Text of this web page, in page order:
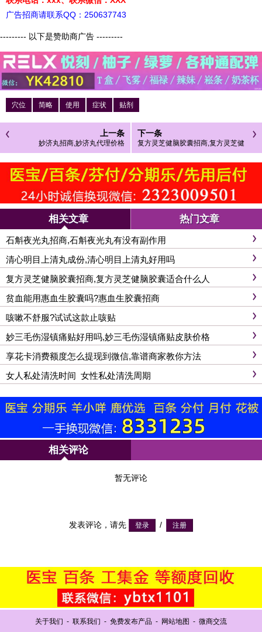
广告招商请联系QQ：250637743
--------- 以下是赞助商广告 ---------
穴位 简略 使用 症状 贴剂
上一条
妙济丸招商,妙济丸代理价格
下一条
复方灵芝健脑胶囊招商,复方灵芝健
脑胶囊适合什么人
相关文章 热门文章
石斛夜光丸招商,石斛夜光丸有没有副作用
清心明目上清丸成份,清心明目上清丸好用吗
复方灵芝健脑胶囊招商,复方灵芝健脑胶囊适合什么人
贫血能用惠血生胶囊吗?惠血生胶囊招商
咳嗽不舒服?试试这款止咳贴
妙三毛伤湿镇痛贴好用吗,妙三毛伤湿镇痛贴皮肤价格
享花卡消费额度怎么提现到微信,靠谱商家教你方法
女人私处清洗时间_女性私处清洗周期
相关评论
暂无评论
发表评论，请先 /
关于我们 - 联系我们 - 免费发布产品 - 网站地图 - 微商交流